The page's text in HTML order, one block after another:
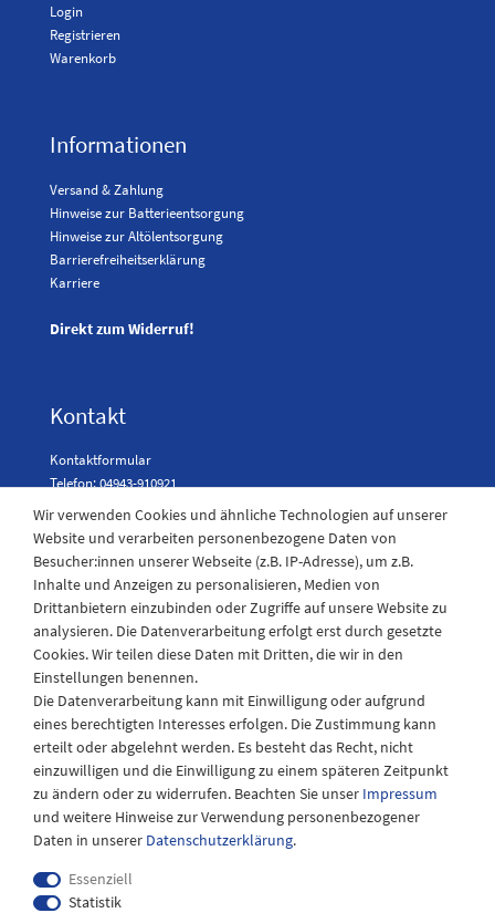
Login
Registrieren
Warenkorb
Informationen
Versand & Zahlung
Hinweise zur Batterieentsorgung
Hinweise zur Altölentsorgung
Barrierefreiheitserklärung
Karriere
Direkt zum Widerruf!
Kontakt
Kontaktformular
Telefon: 04943-910921
Laden Öffnungszeiten
Montag - Freitag
08:30 - 12:30 und 13.00 - 17.30 Uhr
Samstags
08:30 bis 12:30 Uhr
Wir verwenden Cookies und ähnliche Technologien auf unserer
Website und verarbeiten personenbezogene Daten von
Besucher:innen unserer Webseite (z.B. IP-Adresse), um z.B.
Inhalte und Anzeigen zu personalisieren, Medien von
Drittanbietern einzubinden oder Zugriffe auf unsere Website zu
analysieren. Die Datenverarbeitung erfolgt erst durch gesetzte
Cookies. Wir teilen diese Daten mit Dritten, die wir in den
Einstellungen benennen.
Die Datenverarbeitung kann mit Einwilligung oder aufgrund
eines berechtigten Interesses erfolgen. Die Zustimmung kann
erteilt oder abgelehnt werden. Es besteht das Recht, nicht
einzuwilligen und die Einwilligung zu einem späteren Zeitpunkt
zu ändern oder zu widerrufen. Beachten Sie unser Impressum
und weitere Hinweise zur Verwendung personenbezogener
Daten in unserer Daten­schutz­erklärung.
Essenziell
Statistik